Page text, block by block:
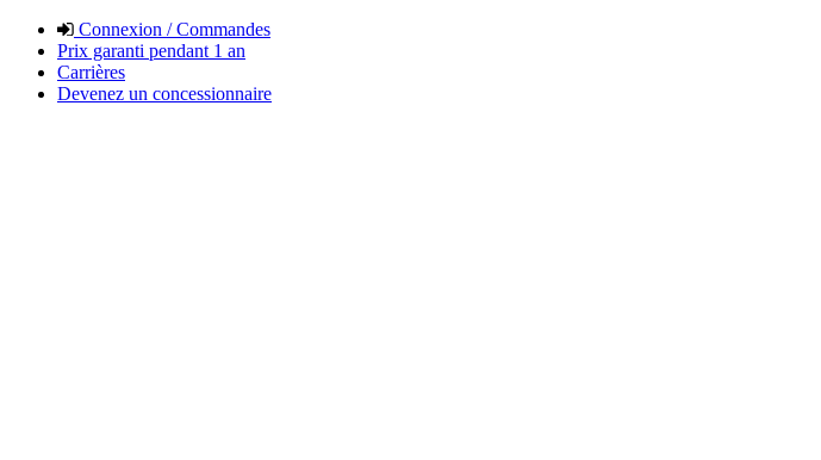
Connexion / Commandes
Prix garanti pendant 1 an
Carrières
Devenez un concessionnaire